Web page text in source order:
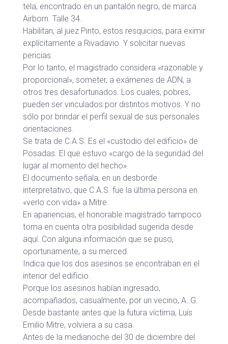
tela, encontrado en un pantalón negro, de marca
Airborn. Talle 34.
Habilitan, al juez Pinto, estos resquicios, para eximir
explícitamente a Rivadavio. Y solicitar nuevas
pericias.
Por lo tanto, el magistrado considera «razonable y
proporcional», someter, a exámenes de ADN, a
otros tres desafortunados. Los cuales, pobres,
pueden ser vinculados por distintos motivos. Y no
sólo por brindar el perfil sexual de sus personales
orientaciones.
Se trata de C.A.S. Es el «custodio del edificio» de
Posadas. El que estuvo «cargo de la seguridad del
lugar al momento del hecho».
El documento señala, en un desborde
interpretativo, que C.A.S. fue la última persona en
«verlo con vida» a Mitre.
En apariencias, el honorable magistrado tampoco
toma en cuenta otra posibilidad sugerida desde
aquí. Con alguna información que se puso,
oportunamente, a su merced.
Indica que los dos asesinos se encontraban en el
interior del edificio.
Porque los asesinos habían ingresado,
acompañados, casualmente, por un vecino, A..G.
Desde bastante antes que la futura víctima, Luís
Emilio Mitre, volviera a su casa.
Antes de la medianoche del 30 de diciembre del